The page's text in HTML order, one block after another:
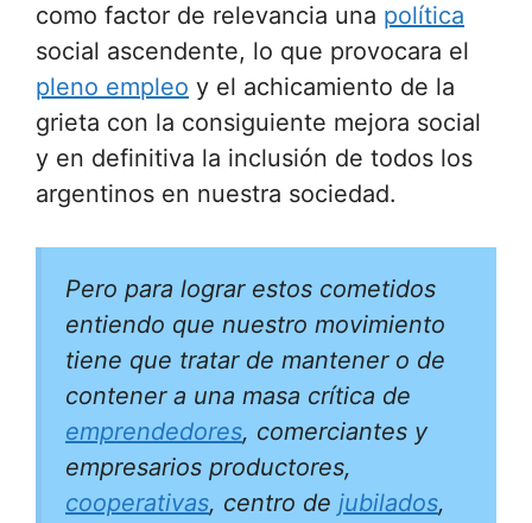
como factor de relevancia una política
social ascendente, lo que provocara el
pleno empleo y el achicamiento de la
grieta con la consiguiente mejora social
y en definitiva la inclusión de todos los
argentinos en nuestra sociedad.
Pero para lograr estos cometidos
entiendo que nuestro movimiento
tiene que tratar de mantener o de
contener a una masa crítica de
emprendedores, comerciantes y
empresarios productores,
cooperativas, centro de jubilados,